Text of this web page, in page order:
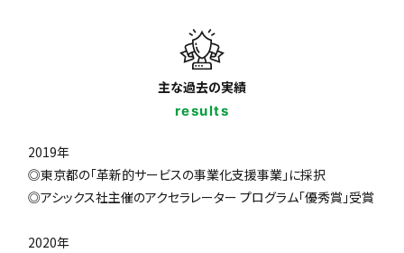
主な過去の実績
results
2019年
◎東京都の「革新的サービスの事業化支援事業」に採択
◎アシックス社主催のアクセラレーター プログラム「優秀賞」受賞
2020年